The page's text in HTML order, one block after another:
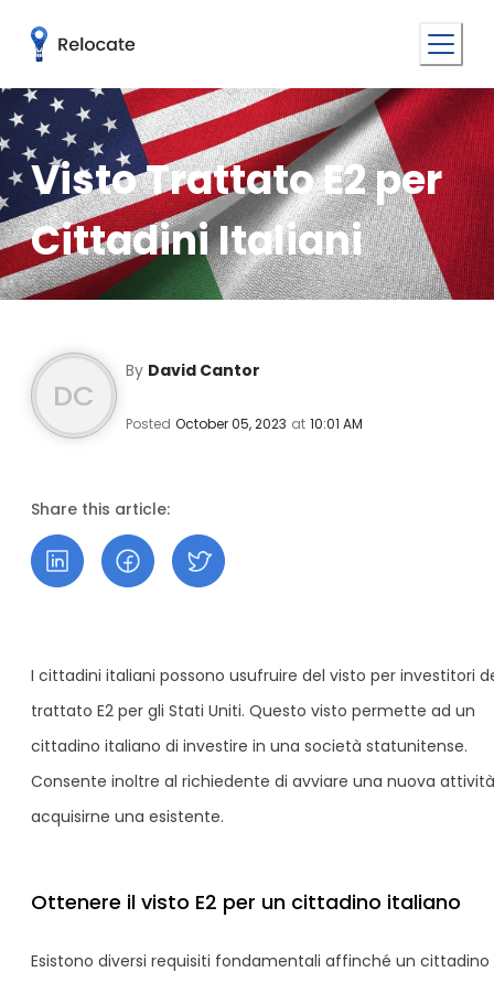
Visto Trattato E2 per
Cittadini Italiani
DC
By David Cantor
Posted October 05, 2023 at 10:01 AM
Share this article:
I cittadini italiani possono usufruire del visto per investitori
trattato E2 per gli Stati Uniti. Questo visto permette ad un
cittadino italiano di investire in una società statunitense.
Consente inoltre al richiedente di avviare una nuova
acquisirne una esistente.
Ottenere il visto E2 per un cittadino italiano
Esistono diversi requisiti fondamentali affinché un cittadino